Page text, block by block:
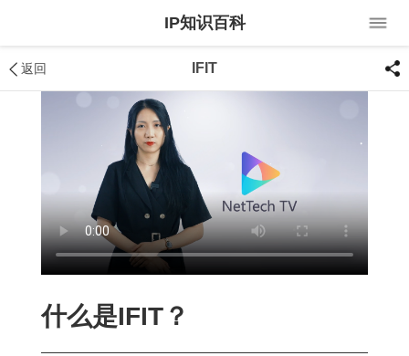
IP知识百科
返回 IFIT
什么是IFIT？